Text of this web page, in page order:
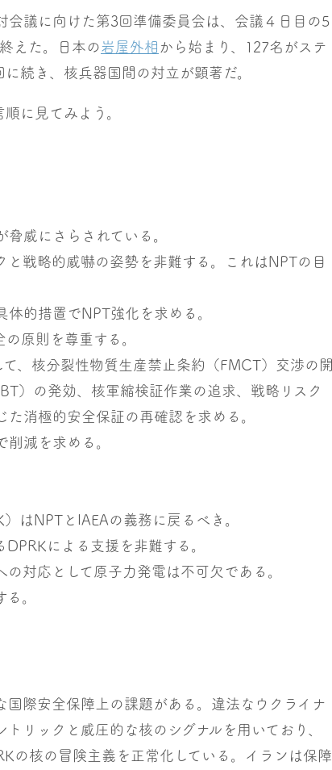
議に向けた第3回準備委員会は、会議４日目の5
えた。日本の岩屋外相 から始まり、127名がステ
続き、核兵器国間の対立が顕著だ。
に見てみよう。
威にさらされている。
と戦略的威嚇の姿勢を非難する。これはNPTの目
的措置でNPT強化を求める。
原則を尊重する。
、核分裂性物質生産禁止条約（FMCT）交渉の開
）の発効、核軍縮検証作業の追求、戦略リスク
消極的安全保証の再確認を求める。
削減を求める。
はNPTとIAEAの義務に戻るべき。
による支援を非難する。
対応として原子力発電は不可欠である。
。
国際安全保障上の課題がある。違法なウクライナ
リックと威圧的な核のシグナルを用いており、
の核の冒険主義を正常化している。イランは保障